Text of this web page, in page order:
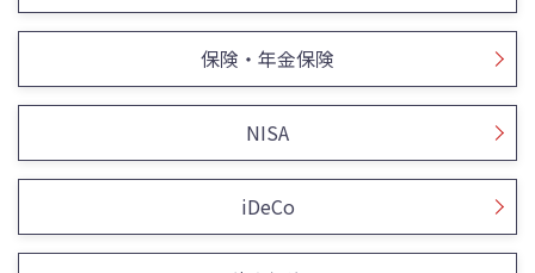
保険・年金保険
NISA
iDeCo